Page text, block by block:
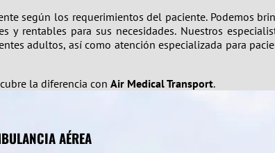
según los requerimientos del paciente. Podemos
rentables para sus necesidades. Nuestros
adultos, así como atención especializada para
la diferencia conAir Medical Transport.
AÉREA